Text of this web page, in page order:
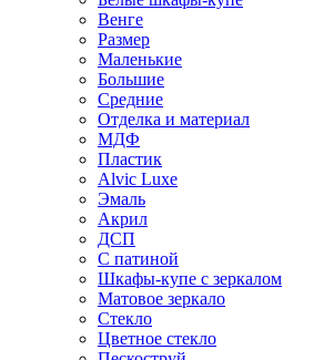
Венге
Размер
Маленькие
Большие
Средние
Отделка и материал
МДФ
Пластик
Alvic Luxe
Эмаль
Акрил
ДСП
С патиной
Шкафы-купе с зеркалом
Матовое зеркало
Стекло
Цветное стекло